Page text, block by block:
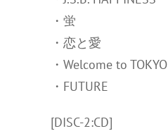
・蛍
・恋と愛
・Welcome to TOKYO
・FUTURE
[DISC-2:CD]